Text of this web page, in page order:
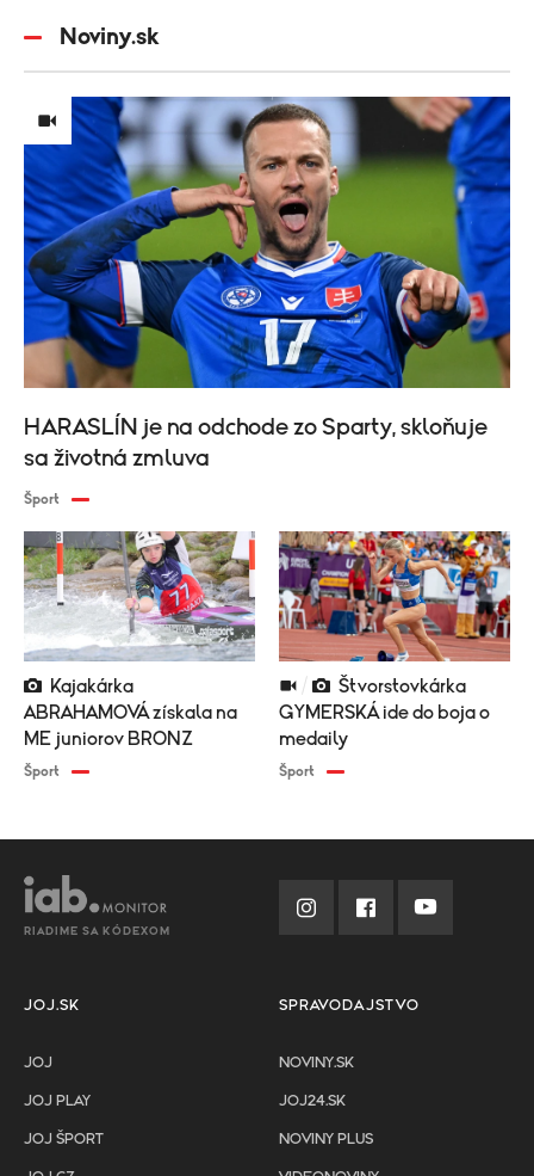
Noviny.sk
ABRAHAMOVÁ získala na
ME juniorov BRONZ
Šport
GYMERSKÁ ide do boja o
medaily
Šport
HARASLÍN je na odchode zo Sparty, skloňuje
sa životná zmluva
Šport
RIADIME SA KÓDEXOM
JOJ.SK
JOJ
JOJ PLAY
JOJ ŠPORT
SPRAVODAJSTVO
NOVINY.SK
JOJ24.SK
NOVINY PLUS